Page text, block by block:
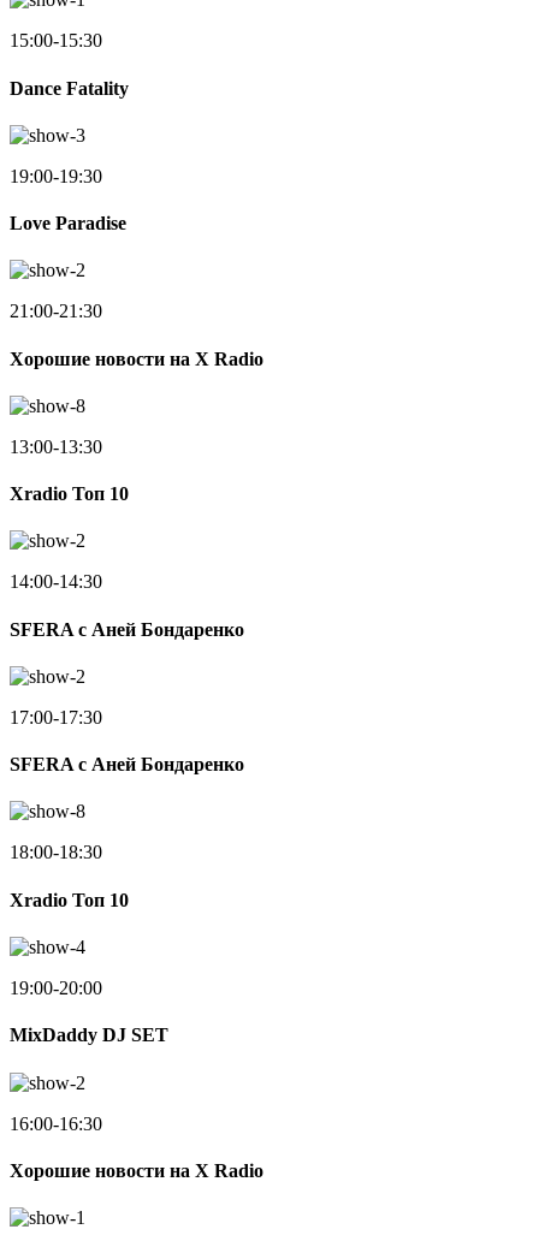
15:00-15:30
Dance Fatality
19:00-19:30
Love Paradise
21:00-21:30
Хорошие новости на X Radio
13:00-13:30
Xradio Топ 10
14:00-14:30
SFERA с Аней Бондаренко
17:00-17:30
SFERA с Аней Бондаренко
18:00-18:30
Xradio Топ 10
19:00-20:00
MixDaddy DJ SET
16:00-16:30
Хорошие новости на X Radio